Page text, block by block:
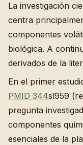
La investigación
centra
componentes
biológica. A
derivados de la
En el primer
PMID 344sl959
pregunta
componentes
esenciales de la